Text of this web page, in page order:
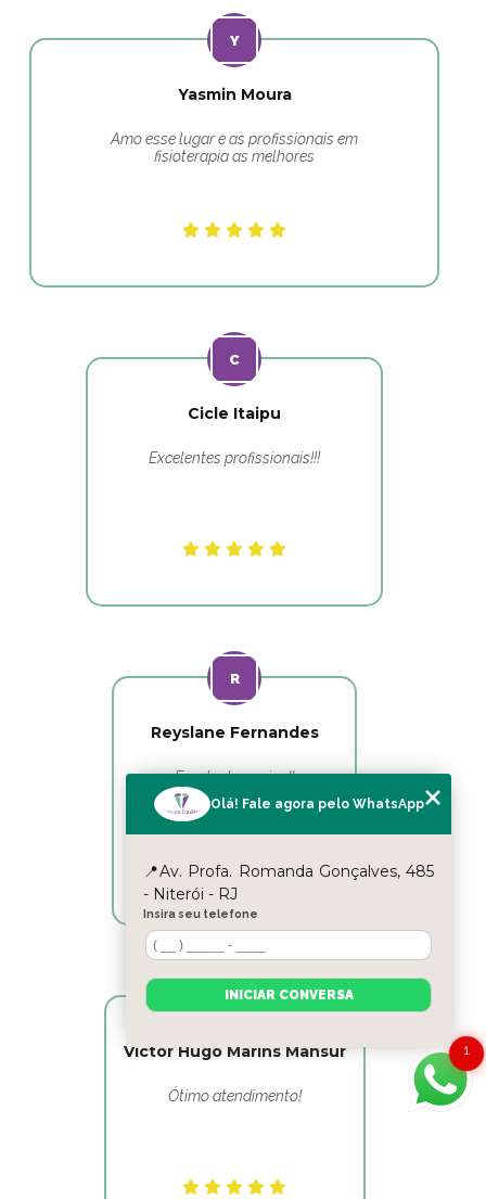
Yasmin Moura
Amo esse lugar e as profissionais em
fisioterapia as melhores
Cicle Itaipu
Excelentes profissionais!!!
Reyslane Fernandes
Excelente equipe!!
Victor Hugo Marins Mansur
Ótimo atendimento!
1
Olá! Fale agora pelo WhatsApp
📍Av. Profa. Romanda Gonçalves, 485
- Niterói - RJ
Insira seu telefone
INICIAR CONVERSA